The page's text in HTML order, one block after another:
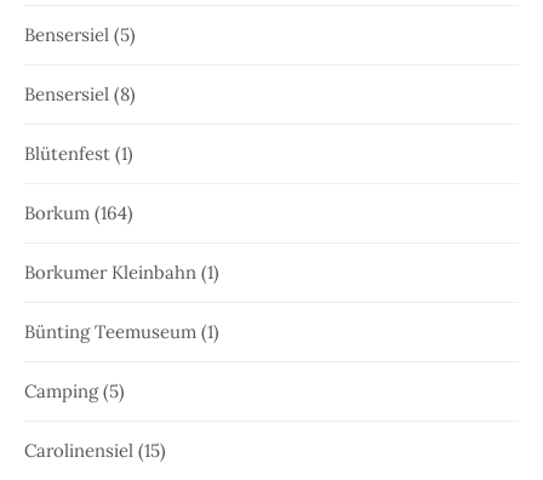
Bensersiel (5)
Bensersiel (8)
Blütenfest (1)
Borkum (164)
Borkumer Kleinbahn (1)
Bünting Teemuseum (1)
Camping(5)
Carolinensiel (15)